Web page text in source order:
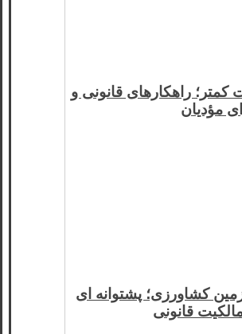
کمتر؛ راهکارهای قانونی و
مؤدیان
کشاورزی؛ پشتوانه ای
قانونی